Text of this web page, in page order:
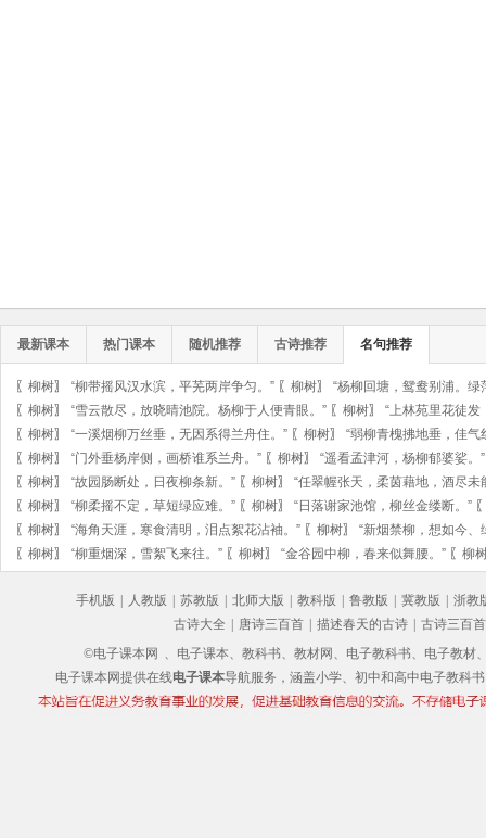
最新课本 热门课本 随机推荐 古诗推荐 名句推荐
〖 柳树〗 “柳带摇风汉水滨，平芜两岸争匀。” 〖 柳树〗 “杨柳回塘，鸳鸯别浦。绿
〖 柳树〗 “雪云散尽，放晓晴池院。杨柳于人便青眼。” 〖 柳树〗 “上林苑里花徒发
〖 柳树〗 “一溪烟柳万丝垂，无因系得兰舟住。” 〖 柳树〗 “弱柳青槐拂地垂，佳气
〖 柳树〗 “门外垂杨岸侧，画桥谁系兰舟。” 〖 柳树〗 “遥看孟津河，杨柳郁婆娑。”
〖 柳树〗 “故园肠断处，日夜柳条新。” 〖 柳树〗 “任翠幄张天，柔茵藉地，酒尽未
〖 柳树〗 “柳柔摇不定，草短绿应难。” 〖 柳树〗 “日落谢家池馆，柳丝金缕断。”
〖 柳树〗 “海角天涯，寒食清明，泪点絮花沾袖。” 〖 柳树〗 “新烟禁柳，想如今、
〖 柳树〗 “柳重烟深，雪絮飞来往。” 〖 柳树〗 “金谷园中柳，春来似舞腰。” 〖 柳
手机版 人教版 苏教版 北师大版 教科版 鲁教版 冀教版
浙教
古诗大全
唐诗三百首 描述春天的古诗
古诗三百首
©电子课本网 、电子课本、教科书、教材网、电子教科书、电子教材
电子课本网提供在线电子课本导航服务，涵盖小学、初中和高中电子教科